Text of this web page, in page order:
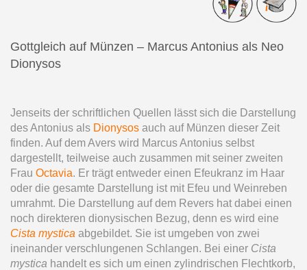
Gottgleich auf Münzen – Marcus Antonius als Neo
Dionysos
Jenseits der schriftlichen Quellen lässt sich die Darstellung
des Antonius als Dionysos auch auf Münzen dieser Zeit
finden. Auf dem Avers wird Marcus Antonius selbst
dargestellt, teilweise auch zusammen mit seiner zweiten
Frau Octavia. Er trägt entweder einen Efeukranz im Haar
oder die gesamte Darstellung ist mit Efeu und Weinreben
umrahmt. Die Darstellung auf dem Revers hat dabei einen
noch direkteren dionysischen Bezug, denn es wird eine
Cista mystica abgebildet. Sie ist umgeben von zwei
ineinander verschlungenen Schlangen. Bei einer Cista
mystica handelt es sich um einen zylindrischen Flechtkorb,